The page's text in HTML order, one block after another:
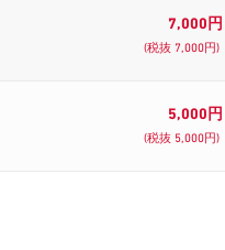
7,000円
(税抜 7,000円)
5,000円
(税抜 5,000円)